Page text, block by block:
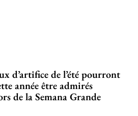
d’artifice de l’été pourront
année être admirés
de la Semana Grande